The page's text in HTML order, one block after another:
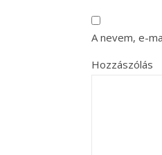
A nevem, e-
Hozzászólás